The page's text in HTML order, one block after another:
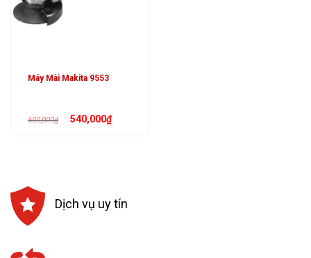
Máy Mài Makita 9553
600,000₫ Giá
gốc540,000₫Giá
hiện
Dịch vụ uy tín